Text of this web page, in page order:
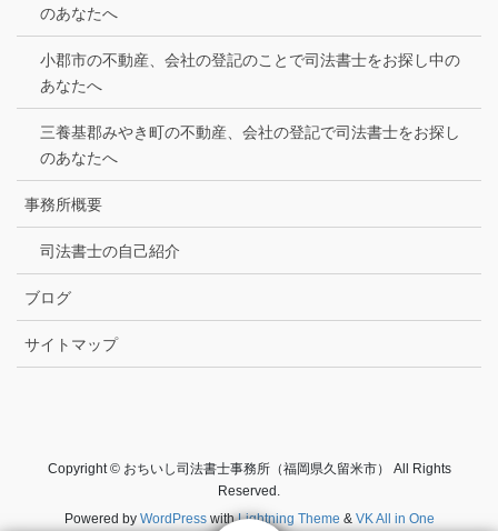
のあなたへ
小郡市の不動産、会社の登記のことで司法書士をお探し中の
あなたへ
三養基郡みやき町の不動産、会社の登記で司法書士をお探し
のあなたへ
事務所概要
司法書士の自己紹介
ブログ
サイトマップ
Copyright © おちいし司法書士事務所（福岡県久留米市） All Rights
Reserved.
Powered by WordPresswithLightning Theme & VK All in One